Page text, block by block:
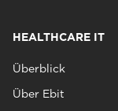
HEALTHCARE IT
Überblick
Über Ebit